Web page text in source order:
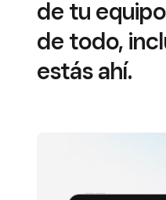
de tu
de todo,
estás ahí.